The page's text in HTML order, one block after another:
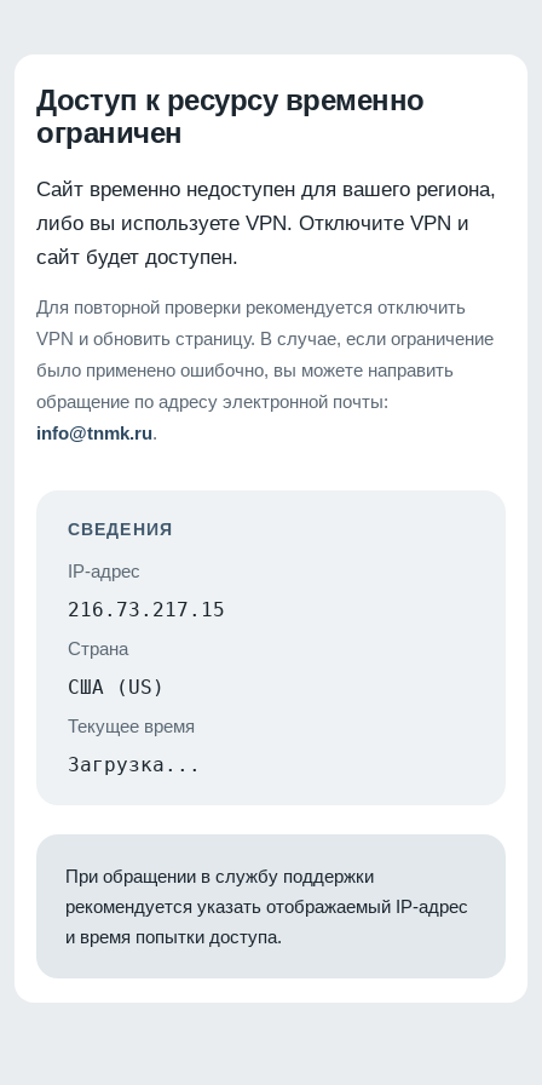
Доступ к ресурсу временно
ограничен
Сайт временно недоступен для вашего региона,
либо вы используете VPN. Отключите VPN и
сайт будет доступен.
Для повторной проверки рекомендуется отключить
VPN и обновить страницу. В случае, если ограничение
было применено ошибочно, вы можете направить
обращение по адресу электронной почты:
info@tnmk.ru.
СВЕДЕНИЯ
IP-адрес
216.73.217.15
Страна
США (US)
Текущее время
Загрузка...
При обращении в службу поддержки
рекомендуется указать отображаемый IP-адрес
и время попытки доступа.